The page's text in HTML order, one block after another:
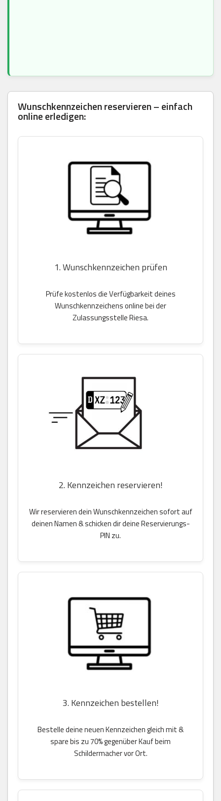
Wunschkennzeichen reservieren – einfach
online erledigen:
1. Wunschkennzeichen prüfen
Prüfe kostenlos die Verfügbarkeit deines
Wunschkennzeichens online bei der
Zulassungsstelle Riesa.
2. Kennzeichen reservieren!
Wir reservieren dein Wunschkennzeichen sofort auf
deinen Namen & schicken dir deine Reservierungs-
PIN zu.
3. Kennzeichen bestellen!
Bestelle deine neuen Kennzeichen gleich mit &
spare bis zu 70% gegenüber Kauf beim
Schildermacher vor Ort.